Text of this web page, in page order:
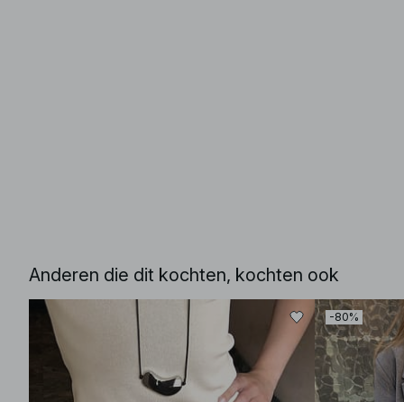
Anderen die dit kochten, kochten ook
-80%